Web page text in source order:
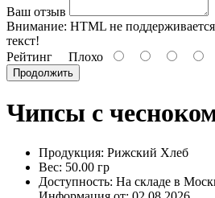
Ваш отзыв
Внимание: HTML не
текст!
Рейтинг Плохо
Продолжить
Чипсы с
Продукция: Рижский Хлеб
Вес: 50.00 гр
Доступность: На складе в